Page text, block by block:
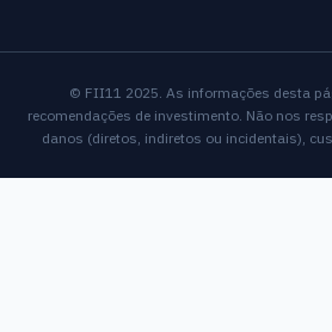
© FII11 2025. As informações desta
recomendações de investimento. Não nos
danos (diretos, indiretos ou incidentais),